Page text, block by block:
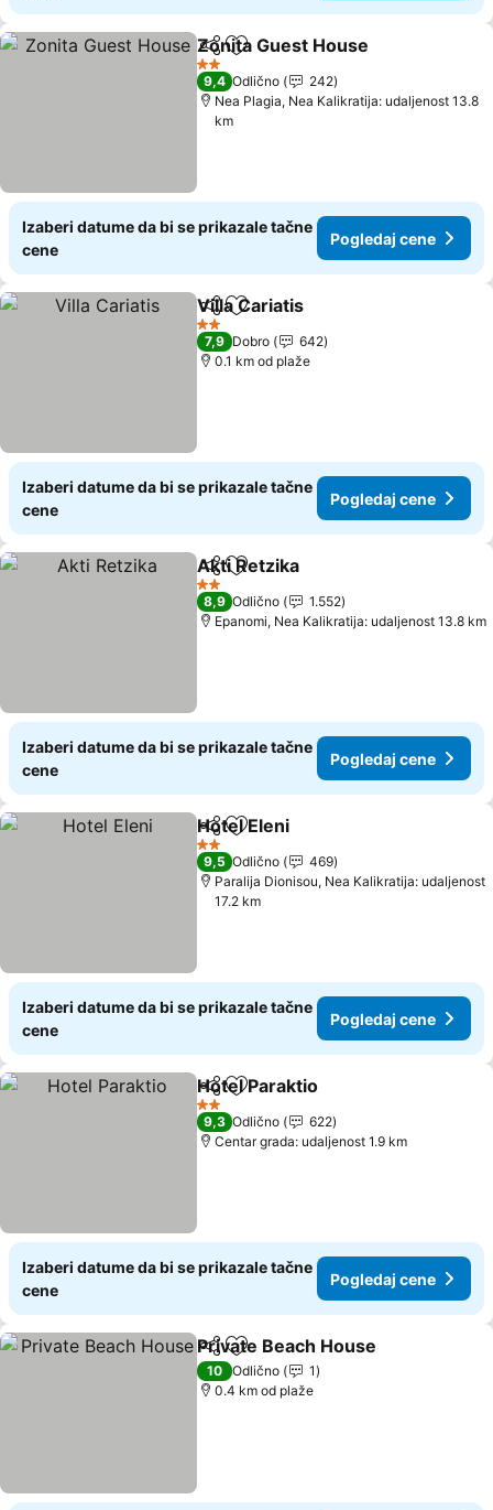
Deli Dodati u favorite
Zonita Guest House
2 Zvezdice
9,4 Odlično
242
Nea Plagia, Nea Kalikratija: udaljenost 13.8
km
Izaberi datume da bi se prikazale tačne
cene
Pogledaj cene
Deli Dodati u favorite
Villa Cariatis
2 Zvezdice
7,9 Dobro
642
0.1 km od plaže
Izaberi datume da bi se prikazale tačne
cene
Pogledaj cene
Deli Dodati u favorite
Akti Retzika
2 Zvezdice
8,9 Odlično
1.552
Epanomi, Nea Kalikratija: udaljenost 13.8 km
Izaberi datume da bi se prikazale tačne
cene
Pogledaj cene
Deli Dodati u favorite
Hotel Eleni
2 Zvezdice
9,5 Odlično
469
Paralija Dionisou, Nea Kalikratija: udaljenost
17.2 km
Izaberi datume da bi se prikazale tačne
cene
Pogledaj cene
Deli Dodati u favorite
Hotel Paraktio
2 Zvezdice
9,3 Odlično
622
Centar grada: udaljenost 1.9 km
Izaberi datume da bi se prikazale tačne
cene
Pogledaj cene
Deli Dodati u favorite
Private Beach House
10 Odlično
1
0.4 km od plaže